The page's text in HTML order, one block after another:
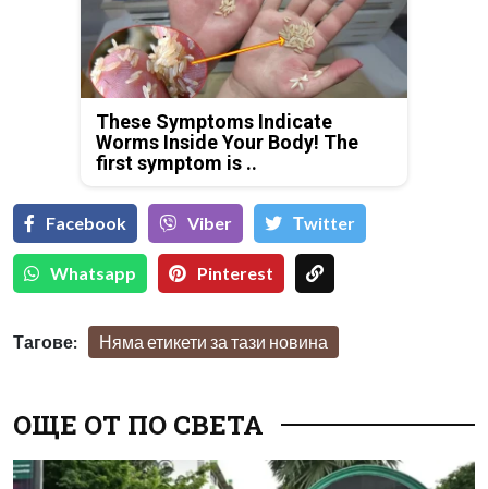
These Symptoms Indicate
Worms Inside Your Body! The
first symptom is ..
Facebook Viber Тwitter
Whatsapp Pinterest
Тагове: Няма етикети за тази новина
ОЩЕ ОТ ПО СВЕТА